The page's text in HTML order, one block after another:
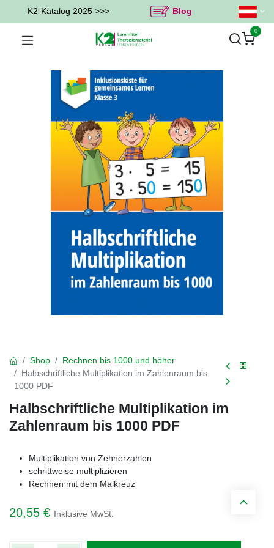
K2-Katalog 2025 >>> Blog
0
Shop
Rechnen bis 1000 und höher
Halbschriftliche Multiplikation im Zahlenraum bis
1000 PDF
Halbschriftliche Multiplikation im
Zahlenraum bis 1000 PDF
Multiplikation von Zehnerzahlen
​schrittweise multiplizieren
Rechnen mit dem Malkreuz
20,55 € Inklusive MwSt.